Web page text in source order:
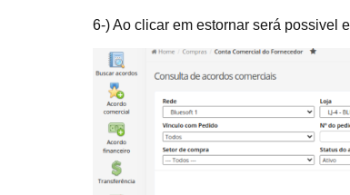
6-) Ao clicar em estornar será possivel